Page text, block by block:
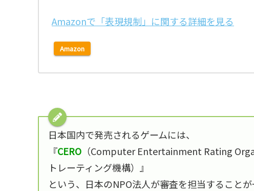
Amazonで「表現規制」に関する詳細を見る
Amazon
日本国内で発売されるゲームには、
『CERO （Computer Entertainment Rating
トレーティング機構）』
という、日本のNPO法人が審査を担当することが